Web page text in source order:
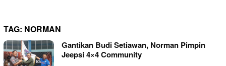
TAG: NORMAN
Gantikan Budi Setiawan, Norman Pimpin
Jeepsi 4×4 Community